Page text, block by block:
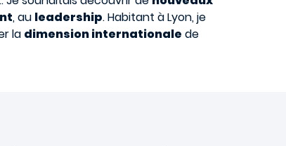
, au leadership. Habitant à Lyon, je
la dimension internationale de